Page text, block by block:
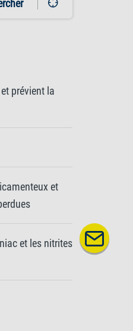
prévient la
et
et les nitrites